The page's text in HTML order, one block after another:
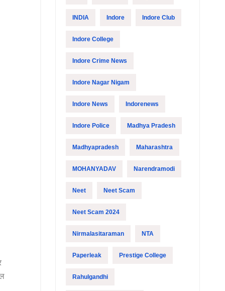
INDIA Indore Indore Club
Indore College
Indore Crime News
Indore Nagar Nigam
Indore News Indorenews
Indore Police Madhya Pradesh
Madhyapradesh Maharashtra
MOHANYADAV Narendramodi
Neet Neet Scam
Neet Scam 2024
Nirmalasitaraman NTA
Paperleak Prestige College
Rahulgandhi